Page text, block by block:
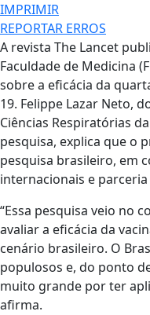
IMPRIMIR
REPORTAR ERROS
A revista The Lancet
Faculdade de Medicina
sobre a eficácia da
19. Felippe Lazar Neto,
Ciências Respiratórias
pesquisa, explica que o
pesquisa brasileiro, em
internacionais e
“Essa pesquisa veio no
avaliar a eficácia da
cenário brasileiro. O
populosos e, do ponto
muito grande por ter
afirma.